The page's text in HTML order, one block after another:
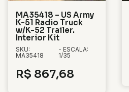
MA35418 – US Army
K-51 Radio Truck
w/K-52 Trailer.
Interior Kit
SKU:
MA35418
- ESCALA:
1/35
R$ 867,68